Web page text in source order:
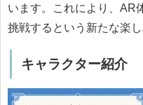
います。これにより、AR
挑戦するという新たな楽し
キャラクター紹介